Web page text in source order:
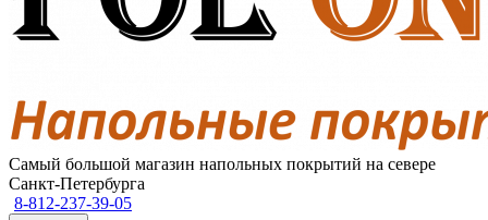
Самый большой магазин напольных покрытий на севере
Санкт-Петербурга
8-812-237-39-05